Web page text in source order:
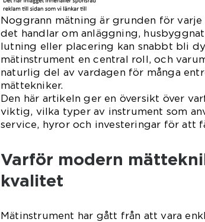
Noggrann mätning är grunden för
det handlar om anläggning,
lutning eller placering kan snabbt bli
mätinstrument en central roll, och
naturlig del av vardagen för många
mättekniker.
Den här artikeln ger en översikt över
viktig, vilka typer av instrument som
service, hyror och investeringar för att
Varför modern
kvalitet
Mätinstrument har gått från att vara